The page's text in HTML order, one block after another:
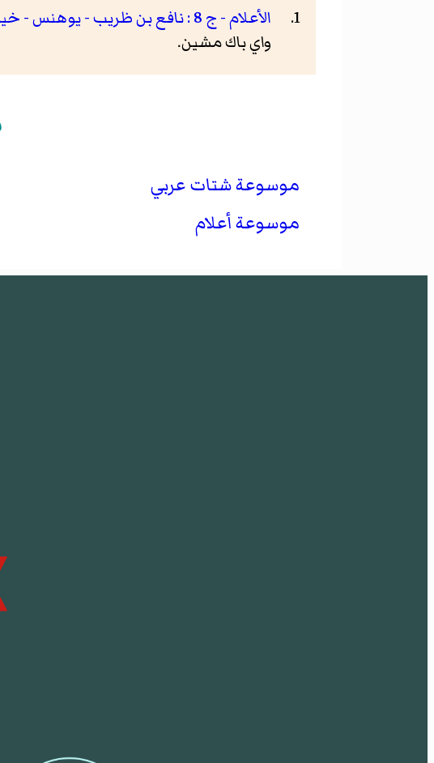
الأعلام - ج 8 : نافع بن ظريب - يوهنس - خير الدين الزركلي - Google Books
واي باك مشين.
موسوعة شتات عربي
موسوعة أعلام